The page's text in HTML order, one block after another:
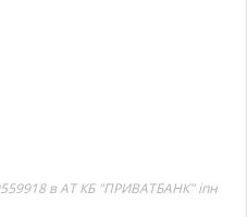
в АТ КБ "ПРИВАТБАНК" іпн